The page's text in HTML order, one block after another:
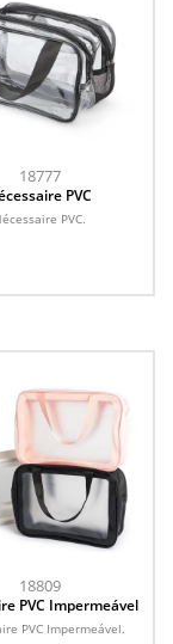
18777
PVC
PVC.
18809
PVC Impermeável
PVC Impermeável.